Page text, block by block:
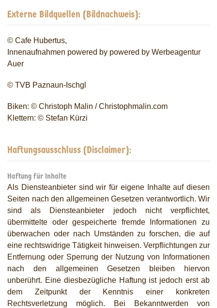
Externe Bildquellen (Bildnachweis):
© Cafe Hubertus,
Innenaufnahmen powered by powered by Werbeagentur
Auer
© TVB Paznaun-Ischgl
Biken: © Christoph Malin / Christophmalin.com
Klettern: © Stefan Kürzi
Haftungsausschluss (Disclaimer):
Haftung für Inhalte
Als Diensteanbieter sind wir für eigene Inhalte auf diesen
Seiten nach den allgemeinen Gesetzen verantwortlich. Wir
sind als Diensteanbieter jedoch nicht verpflichtet,
übermittelte oder gespeicherte fremde Informationen zu
überwachen oder nach Umständen zu forschen, die auf
eine rechtswidrige Tätigkeit hinweisen. Verpflichtungen zur
Entfernung oder Sperrung der Nutzung von Informationen
nach den allgemeinen Gesetzen bleiben hiervon
unberührt. Eine diesbezügliche Haftung ist jedoch erst ab
dem Zeitpunkt der Kenntnis einer konkreten
Rechtsverletzung möglich. Bei Bekanntwerden von